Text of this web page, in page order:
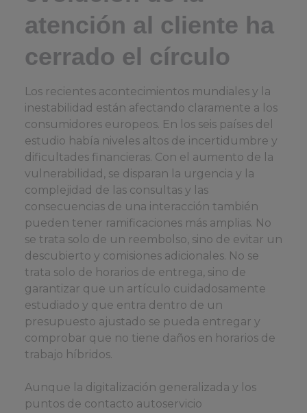
atención al cliente ha
cerrado el círculo
Los recientes acontecimientos mundiales y la
inestabilidad están afectando claramente a los
consumidores europeos. En los seis países del
estudio había niveles altos de incertidumbre y
dificultades financieras. Con el aumento de la
vulnerabilidad, se disparan la urgencia y la
complejidad de las consultas y las
consecuencias de una interacción también
pueden tener ramificaciones más amplias. No
se trata solo de un reembolso, sino de evitar un
descubierto y comisiones adicionales. No se
trata solo de horarios de entrega, sino de
garantizar que un artículo cuidadosamente
estudiado y que entra dentro de un
presupuesto ajustado se pueda entregar y
comprobar que no tiene daños en horarios de
trabajo híbridos.
Aunque la digitalización generalizada y los
puntos de contacto autoservicio